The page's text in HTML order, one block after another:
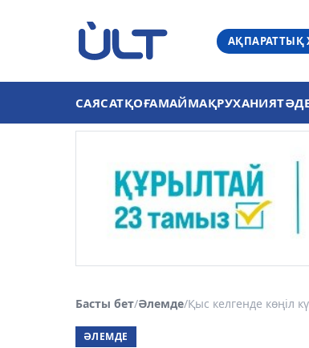
АҚПАРАТТЫҚ
САЯСАТҚОҒАМАЙМАҚРУХАНИЯТ
Басты бет/Әлемде/Қыс келгенде көңіл
ӘЛЕМДЕ